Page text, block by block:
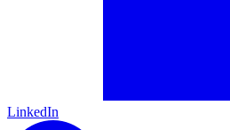
LinkedIn